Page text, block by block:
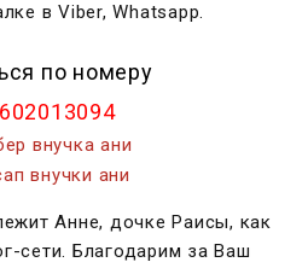
в Viber, Whatsapp.
по номеру
Анне, дочке Раисы, как
сети. Благодарим за Ваш